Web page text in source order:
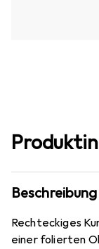
Beschreibung
Rechteckiges
einer folierten